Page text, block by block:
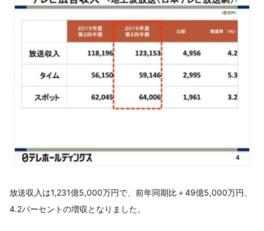
放送収入は1,231億5,000万円で、前年同期比＋49億5,000万円、
4.2パーセントの増収となりました。